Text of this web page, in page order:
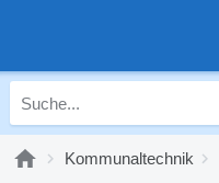
Kommunaltechnik